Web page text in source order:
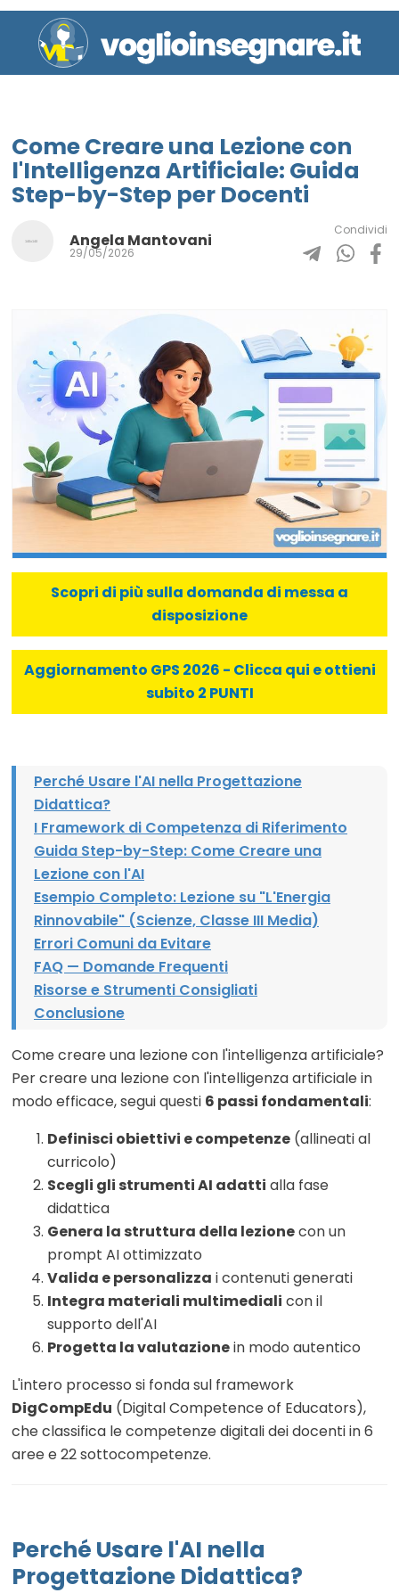
Come Creare una Lezione con
l'Intelligenza Artificiale: Guida
Step-by-Step per Docenti
Angela Mantovani
29/05/2026
Condividi
Scopri di più sulla domanda di messa a
disposizione
Aggiornamento GPS 2026 - Clicca qui e ottieni
subito 2 PUNTI
Perché Usare l'AI nella Progettazione
Didattica?
I Framework di Competenza di Riferimento
Guida Step-by-Step: Come Creare una
Lezione con l'AI
Esempio Completo: Lezione su "L'Energia
Rinnovabile" (Scienze, Classe III Media)
Errori Comuni da Evitare
FAQ — Domande Frequenti
Risorse e Strumenti Consigliati
Conclusione
Come creare una lezione con l'intelligenza artificiale?
Per creare una lezione con l'intelligenza artificiale in
modo efficace, segui questi 6 passi fondamentali:
Definisci obiettivi e competenze (allineati al
curricolo)
Scegli gli strumenti AI adatti alla fase
didattica
Genera la struttura della lezionecon un
prompt AI ottimizzato
Valida e personalizza i contenuti generati
Integra materiali multimediali con il
supporto dell'AI
Progetta la valutazionein modo autentico
L'intero processo si fonda sul framework
DigCompEdu (Digital Competence of Educators),
che classifica le competenze digitali dei docenti in 6
aree e 22 sottocompetenze.
Perché Usare l'AI nella
Progettazione Didattica?